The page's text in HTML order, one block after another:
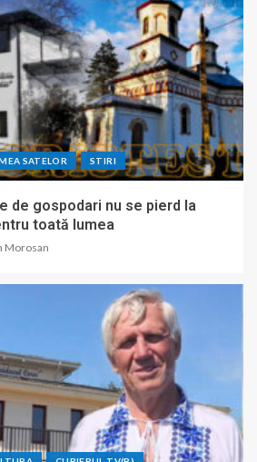
SATELOR STIRI
de gospodari nu se pierd la
toată lumea
Morosan